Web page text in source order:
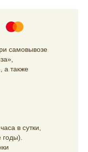
самовывозе
а также
в сутки,
годы).